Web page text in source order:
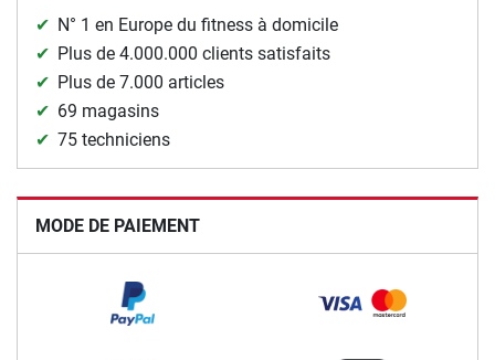
N° 1 en Europe du fitness à domicile
Plus de 4.000.000 clients satisfaits
Plus de 7.000 articles
69 magasins
75 techniciens
MODE DE PAIEMENT